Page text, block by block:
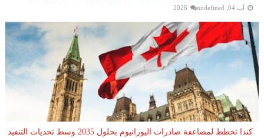
آب 04, 2026 undefined
كندا تخطط لمضاعفة صادرات اليورانيوم بحلول 2035 وسط تحديات التنفيذ